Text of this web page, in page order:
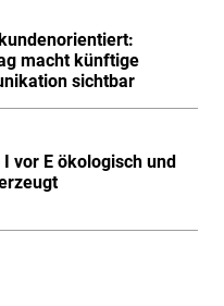
macht künftige
sichtbar
vor E ökologisch und